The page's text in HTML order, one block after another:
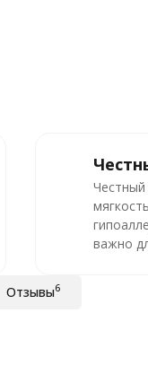
Честный
важно
Отзывы6